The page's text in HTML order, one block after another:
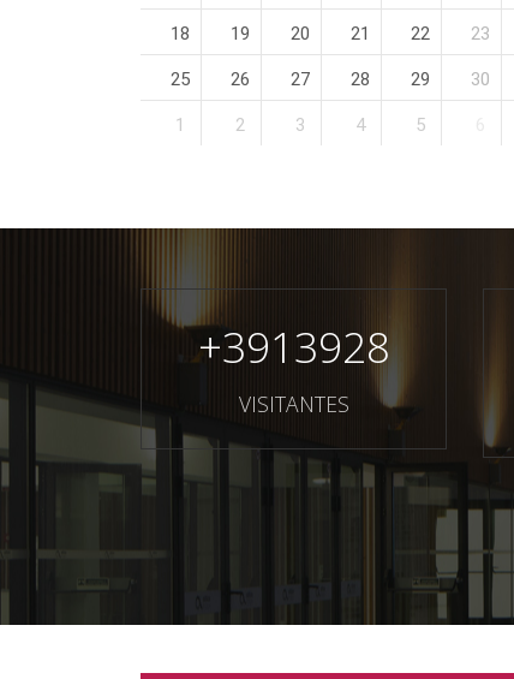
18 19 20 21 22 23
25 26 27 28 29 30
1 2 3 4 5
+3913928
VISITANTES